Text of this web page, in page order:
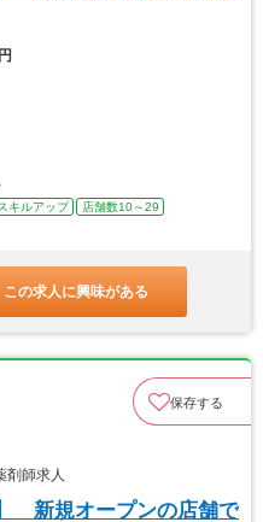
キルアップ
店舗数10～29
この求人に興味がある
保存する
師求人
新規オープンの店舗で